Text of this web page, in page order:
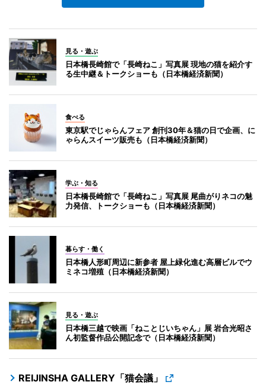
見る・遊ぶ
日本橋長崎館で「長崎ねこ」写真展 現地の猫を紹介す
る生中継＆トークショーも（日本橋経済新聞）
食べる
東京駅でじゃらんフェア 創刊30年＆猫の日で企画、に
ゃらんスイーツ販売も（日本橋経済新聞）
学ぶ・知る
日本橋長崎館で「長崎ねこ」写真展 尾曲がりネコの魅
力発信、トークショーも（日本橋経済新聞）
暮らす・働く
日本橋人形町周辺に新参者 屋上緑化進む高層ビルでウ
ミネコ増殖（日本橋経済新聞）
見る・遊ぶ
日本橋三越で映画「ねことじいちゃん」展 岩合光昭さ
ん初監督作品公開記念で（日本橋経済新聞）
REIJINSHA GALLERY「猫会議」